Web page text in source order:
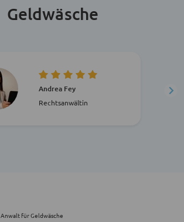
Geldwäsche
Andrea Fey
Rechtsanwältin
Anwalt für Geldwäsche